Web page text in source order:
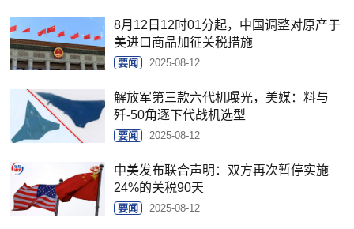
8月12日12时01分起，中国调整对原产于
美进口商品加征关税措施
要闻 2025-08-12
解放军第三款六代机曝光，美媒：料与
歼-50角逐下代战机选型
要闻 2025-08-12
中美发布联合声明：双方再次暂停实施
24%的关税90天
要闻 2025-08-12